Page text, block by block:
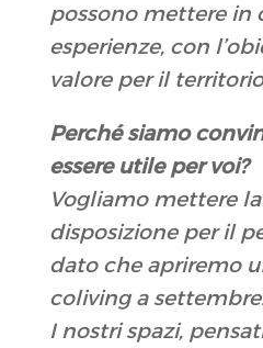
possono mettere in
esperienze, con
valore per il
Perché siamo
essere utile per voi?
Vogliamo mettere
disposizione per il
dato che apriremo
coliving a
I nostri spazi,